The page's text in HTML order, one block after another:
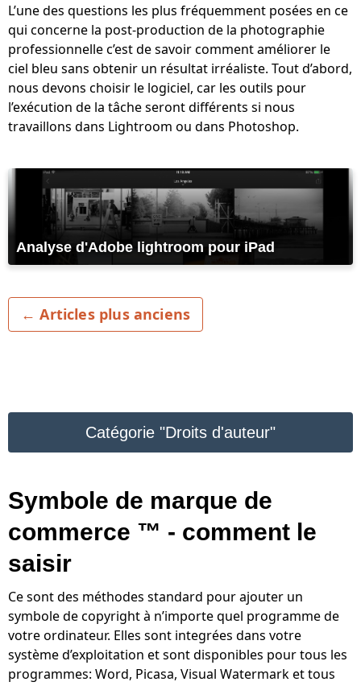
L’une des questions les plus fréquemment posées en ce
qui concerne la post-production de la photographie
professionnelle c’est de savoir comment améliorer le
ciel bleu sans obtenir un résultat irréaliste. Tout d’abord,
nous devons choisir le logiciel, car les outils pour
l’exécution de la tâche seront différents si nous
travaillons dans Lightroom ou dans Photoshop.
Analyse d'Adobe lightroom pour iPad
← Articles plus anciens
Catégorie "Droits d'auteur"
Symbole de marque de
commerce ™ - comment le
saisir
Ce sont des méthodes standard pour ajouter un
symbole de copyright à n’importe quel programme de
votre ordinateur. Elles sont integrées dans votre
système d’exploitation et sont disponibles pour tous les
programmes: Word, Picasa, Visual Watermark et tous